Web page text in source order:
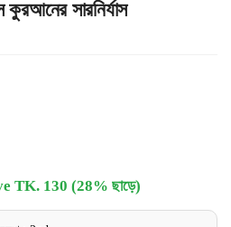
সারনির্যাস
TK. 130 (28% ছাড়ে)